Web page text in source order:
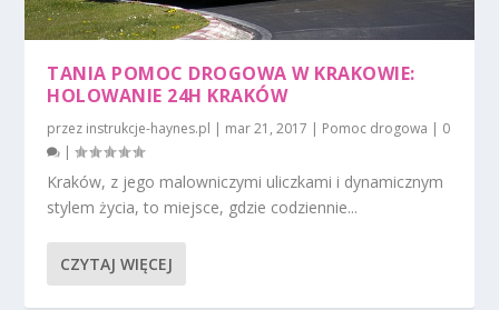
TANIA POMOC DROGOWA W KRAKOWIE:
HOLOWANIE 24H KRAKÓW
przez instrukcje-haynes.pl | mar 21, 2017 | Pomoc drogowa | 0
|
Kraków, z jego malowniczymi uliczkami i dynamicznym
stylem życia, to miejsce, gdzie codziennie...
CZYTAJ WIĘCEJ